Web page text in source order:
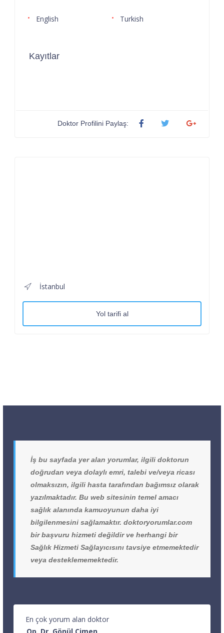
English Turkish
Kayıtlar
Doktor Profilini Paylaş:
İstanbul
Yol tarifi al
İş bu sayfada yer alan yorumlar, ilgili doktorun
doğrudan veya dolaylı emri, talebi ve/veya ricası
olmaksızın, ilgili hasta tarafından bağımsız olarak
yazılmaktadır. Bu web sitesinin temel amacı
sağlık alanında kamuoyunun daha iyi
bilgilenmesini sağlamaktır. doktoryorumlar.com
bir başvuru hizmeti değildir ve herhangi bir
Sağlık Hizmeti Sağlayıcısını tavsiye etmemektedir
veya desteklememektedir.
En çok yorum alan doktor